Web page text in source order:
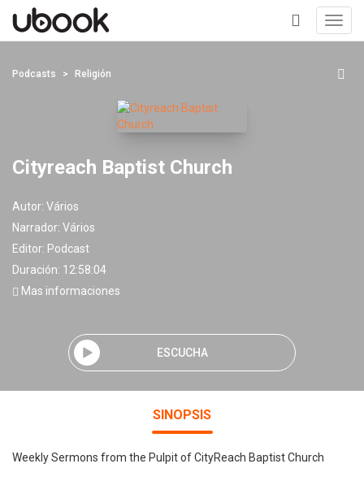
+
Podcasts Religión
Cityreach Baptist Church
Autor: Vários
Narrador: Vários
Editor: Podcast
Duración: 12:58:04
Mas informaciones
ESCUCHA
SINOPSIS
Weekly Sermons from the Pulpit of CityReach Baptist Church